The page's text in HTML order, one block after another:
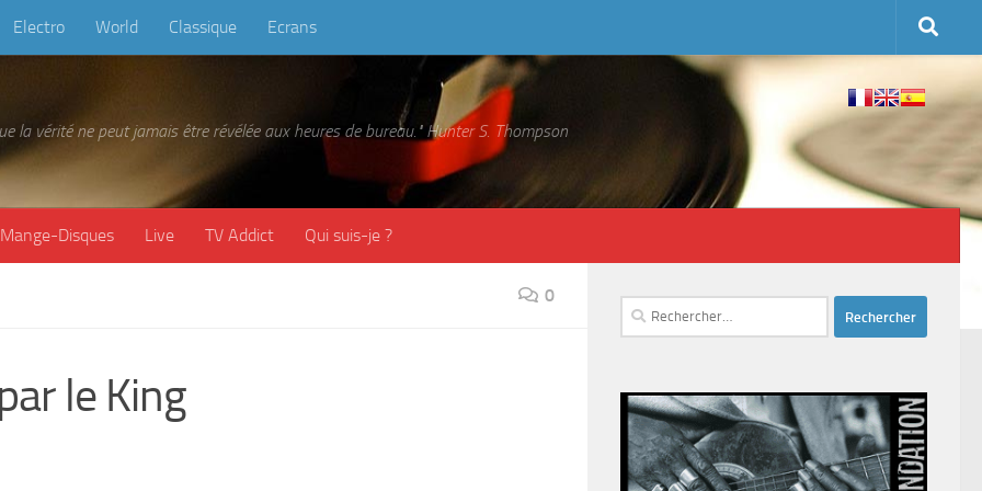
Electro World Classique Ecrans
la vérité ne peut jamais être révélée aux heures de bureau." Hunter S. Thompson
Mange-Disques Live TV Addict Qui suis-je ?
0
le King
Rechercher :